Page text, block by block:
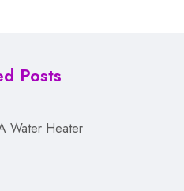
Posts
Water Heater